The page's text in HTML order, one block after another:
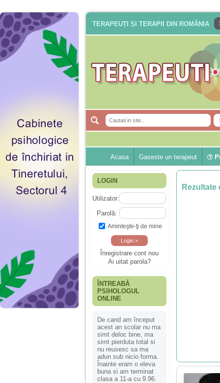
TERAPEUȚI ȘI TERAPII DIN ROMÂNIA
Acasa Gaseste un terapeut
LOGIN
Utilizator:
Parolă:
Aminteşte-ţi de mine
Înregistrare cont nou
Ai uitat parola?
ÎNTREABĂ
PSIHOLOGUL
ONLINE
De cand am început
acest an scolar nu ma
simt deloc bine, ma
simt pierduta total si
nu reusesc sa ma
adun sub nicio forma.
Înainte eram o eleva
buna si am terminat
clasa a 11-a cu 9.96.
Rezultate